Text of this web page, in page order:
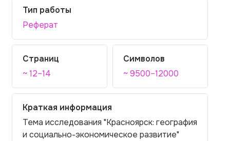
Тип работы
Реферат
Страниц
~ 12–14
Символов
~ 9500–12000
Краткая информация
Тема исследования "Красноярск: география
и социально-экономическое развитие"